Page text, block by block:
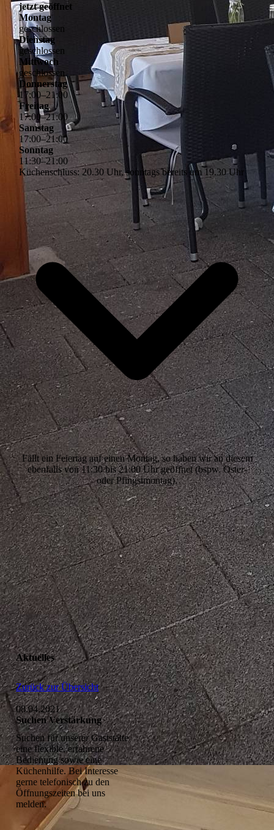
jetzt geöffnet
Montag
geschlossen
Dienstag
geschlossen
Mittwoch
geschlossen
Donnerstag
17:00–21: 00
Freitag
17:00–21:00
Samstag
17:00–21 :00
Sonntag
11:30–21 :00
Küchenschluss: 20.30 Uhr, sonntags bereits um 19.30 Uhr
Fällt ein Feiertag auf einen Montag, so haben wir an diesem
ebenfalls von 11:30 bis 21:00 Uhr geöffnet (bspw. Oster-
oder Pfingstmontag).
Aktuelles
Zurück zur Übersicht
08.04.2021
Suchen Verstärkung
Suchen für unserer Gaststätte
eine flexible, erfahrene
Bedienung sowie eine
Küchenhilfe. Bei Interesse
gerne telefonisch zu den
Öffnungszeiten bei uns
melden.